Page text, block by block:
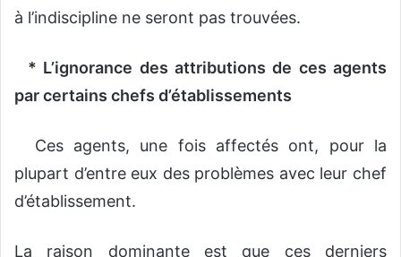
à l’indiscipline ne seront pas trouvées.
* L’ignorance des attributions de ces agents
par certains chefs d’établissements
Ces agents, une fois affectés ont, pour la
plupart d’entre eux des problèmes avec leur chef
d’établissement.
La raison dominante est que ces derniers